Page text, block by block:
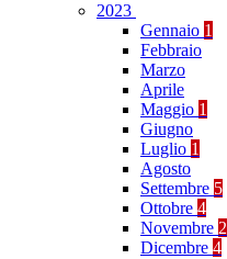
2023
Gennaio 1
Febbraio
Marzo
Aprile
Maggio 1
Giugno
Luglio 1
Agosto
Settembre 5
Ottobre 4
Novembre 2
Dicembre 4